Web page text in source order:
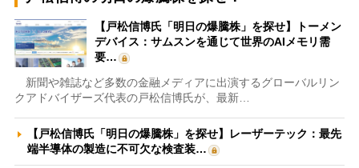
【戸松信博氏「明日の爆騰株」を探せ】トーメン
デバイス：サムスンを通じて世界のAIメモリ需
要…
新聞や雑誌など多数の金融メディアに出演するグローバルリン
クアドバイザーズ代表の戸松信博氏が、最新…
【戸松信博氏「明日の爆騰株」を探せ】レーザーテック：最先
端半導体の製造に不可欠な検査装…